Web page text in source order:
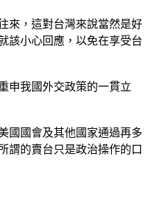
來，這對台灣來說當然是好
該小心回應，以免在享受台
申我國外交政策的一貫立
國國會及其他國家通過再多
謂的賣台只是政治操作的口